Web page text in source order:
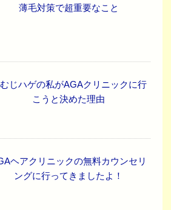
薄毛対策で超重要なこと
じハゲの私がAGAクリニックに行
こうと決めた理由
ヘアクリニックの無料カウンセリ
ングに行ってきましたよ！